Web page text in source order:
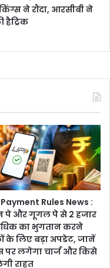
ने रौंदा, आरसीबी ने
हैट्रिक
Payment Rules News :
पे और गूगल पे से 2 हजार
का भुगतान करने
के लिए बड़ा अपडेट, जानें
पर लगेगा चार्ज और किसे
राहत